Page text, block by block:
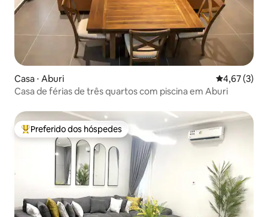
Casa ⋅ Aburi 4,67 de
4,67 (3)
Casa de férias de três quartos com piscina em Aburi
Entre os melhores preferidos dos hóspedes
Preferido dos hóspedes